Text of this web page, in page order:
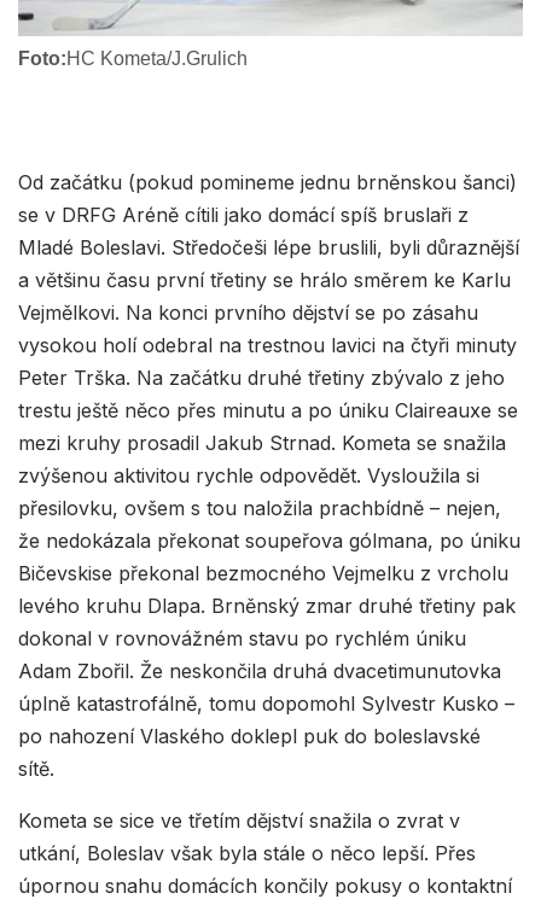
Foto:HC Kometa/J.Grulich
Od začátku (pokud pomineme jednu brněnskou šanci)
se v DRFG Aréně cítili jako domácí spíš bruslaři z
Mladé Boleslavi. Středočeši lépe bruslili, byli důraznější
a většinu času první třetiny se hrálo směrem ke Karlu
Vejmělkovi. Na konci prvního dějství se po zásahu
vysokou holí odebral na trestnou lavici na čtyři minuty
Peter Trška. Na začátku druhé třetiny zbývalo z jeho
trestu ještě něco přes minutu a po úniku Claireauxe se
mezi kruhy prosadil Jakub Strnad. Kometa se snažila
zvýšenou aktivitou rychle odpovědět. Vysloužila si
přesilovku, ovšem s tou naložila prachbídně – nejen,
že nedokázala překonat soupeřova gólmana, po úniku
Bičevskise překonal bezmocného Vejmelku z vrcholu
levého kruhu Dlapa. Brněnský zmar druhé třetiny pak
dokonal v rovnovážném stavu po rychlém úniku
Adam Zbořil. Že neskončila druhá dvacetimunutovka
úplně katastrofálně, tomu dopomohl Sylvestr Kusko –
po nahození Vlaského doklepl puk do boleslavské
sítě.
Kometa se sice ve třetím dějství snažila o zvrat v
utkání, Boleslav však byla stále o něco lepší. Přes
úpornou snahu domácích končily pokusy o kontaktní